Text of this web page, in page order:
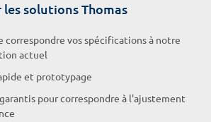
solutions Thomas
correspondre vos spécifications à notre
actuel
et prototypage
pour correspondre à l'ajustement